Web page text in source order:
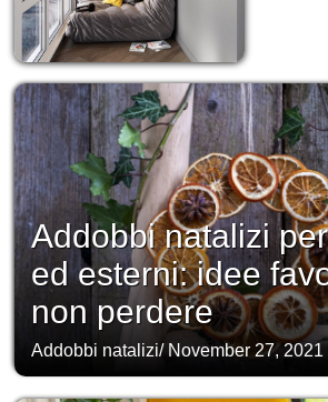
Addobbi natalizi
ed esterni: idee
non perdere
Addobbi natalizi/ November 27, 2021